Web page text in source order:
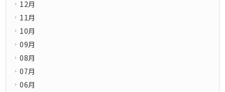
12月
11月
10月
09月
08月
07月
06月